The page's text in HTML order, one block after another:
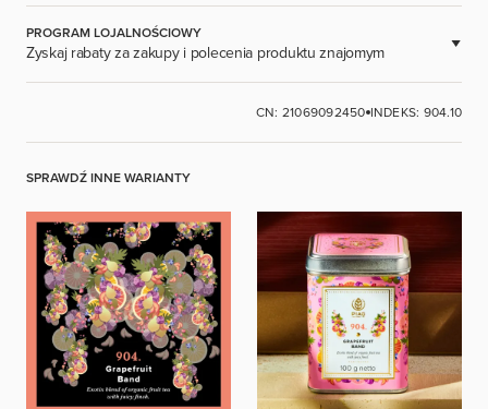
PROGRAM LOJALNOŚCIOWY
Zyskaj rabaty za zakupy i polecenia produktu znajomym
ZALOGUJ SIĘ
CN: 21069092450 INDEKS: 904.10
SPRAWDŹ INNE WARIANTY